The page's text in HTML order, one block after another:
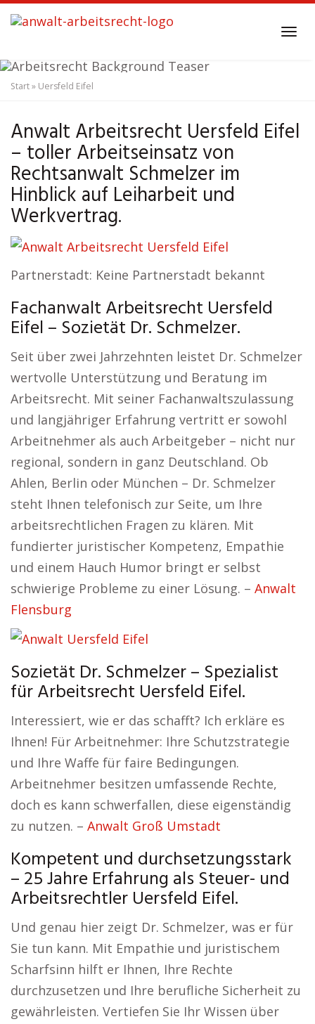
Skip
to
content
Start» Uersfeld Eifel
Anwalt Arbeitsrecht Uersfeld Eifel
– toller Arbeitseinsatz von
Rechtsanwalt Schmelzer im
Hinblick auf Leiharbeit und
Werkvertrag.
Partnerstadt: Keine Partnerstadt bekannt
Fachanwalt Arbeitsrecht Uersfeld
Eifel – Sozietät Dr. Schmelzer.
Seit über zwei Jahrzehnten leistet Dr. Schmelzer
wertvolle Unterstützung und Beratung im
Arbeitsrecht. Mit seiner Fachanwaltszulassung
und langjähriger Erfahrung vertritt er sowohl
Arbeitnehmer als auch Arbeitgeber – nicht nur
regional, sondern in ganz Deutschland. Ob
Ahlen, Berlin oder München – Dr. Schmelzer
steht Ihnen telefonisch zur Seite, um Ihre
arbeitsrechtlichen Fragen zu klären. Mit
fundierter juristischer Kompetenz, Empathie
und einem Hauch Humor bringt er selbst
schwierige Probleme zu einer Lösung. – Anwalt
Flensburg
Sozietät Dr. Schmelzer – Spezialist
für Arbeitsrecht Uersfeld Eifel.
Interessiert, wie er das schafft? Ich erkläre es
Ihnen! Für Arbeitnehmer: Ihre Schutzstrategie
und Ihre Waffe für faire Bedingungen.
Arbeitnehmer besitzen umfassende Rechte,
doch es kann schwerfallen, diese eigenständig
zu nutzen. – Anwalt Groß Umstadt
Kompetent und durchsetzungsstark
– 25 Jahre Erfahrung als Steuer- und
Arbeitsrechtler Uersfeld Eifel.
Und genau hier zeigt Dr. Schmelzer, was er für
Sie tun kann. Mit Empathie und juristischem
Scharfsinn hilft er Ihnen, Ihre Rechte
durchzusetzen und Ihre berufliche Sicherheit zu
gewährleisten. Vertiefen Sie Ihr Wissen über